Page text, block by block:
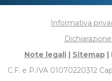
Informativa
Note legali| Sitemap |
C.F. e P.IVA 01070220312